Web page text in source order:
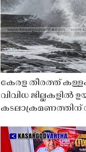
കേരള തീരത്ത്
വിവിധ ജില്ലകളിൽ
കടലാക്രമണത്തിന്